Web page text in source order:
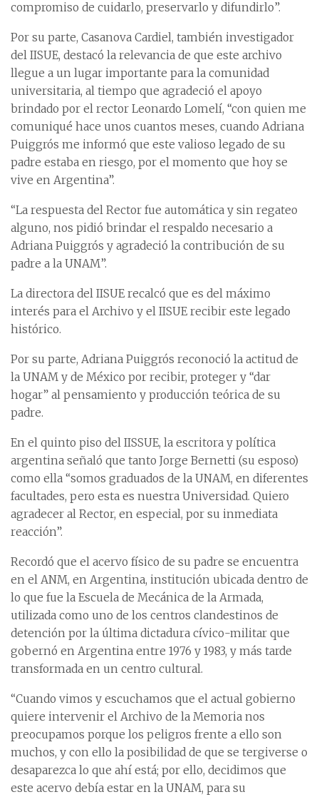
compromiso de cuidarlo, preservarlo y difundirlo”.
Por su parte, Casanova Cardiel, también investigador
del IISUE, destacó la relevancia de que este archivo
llegue a un lugar importante para la comunidad
universitaria, al tiempo que agradeció el apoyo
brindado por el rector Leonardo Lomelí, “con quien me
comuniqué hace unos cuantos meses, cuando Adriana
Puiggrós me informó que este valioso legado de su
padre estaba en riesgo, por el momento que hoy se
vive en Argentina”.
“La respuesta del Rector fue automática y sin regateo
alguno, nos pidió brindar el respaldo necesario a
Adriana Puiggrós y agradeció la contribución de su
padre a la UNAM”.
La directora del IISUE recalcó que es del máximo
interés para el Archivo y el IISUE recibir este legado
histórico.
Por su parte, Adriana Puiggrós reconoció la actitud de
la UNAM y de México por recibir, proteger y “dar
hogar” al pensamiento y producción teórica de su
padre.
En el quinto piso del IISSUE, la escritora y política
argentina señaló que tanto Jorge Bernetti (su esposo)
como ella “somos graduados de la UNAM, en diferentes
facultades, pero esta es nuestra Universidad. Quiero
agradecer al Rector, en especial, por su inmediata
reacción”.
Recordó que el acervo físico de su padre se encuentra
en el ANM, en Argentina, institución ubicada dentro de
lo que fue la Escuela de Mecánica de la Armada,
utilizada como uno de los centros clandestinos de
detención por la última dictadura cívico-militar que
gobernó en Argentina entre 1976 y 1983, y más tarde
transformada en un centro cultural.
“Cuando vimos y escuchamos que el actual gobierno
quiere intervenir el Archivo de la Memoria nos
preocupamos porque los peligros frente a ello son
muchos, y con ello la posibilidad de que se tergiverse o
desaparezca lo que ahí está; por ello, decidimos que
este acervo debía estar en la UNAM, para su